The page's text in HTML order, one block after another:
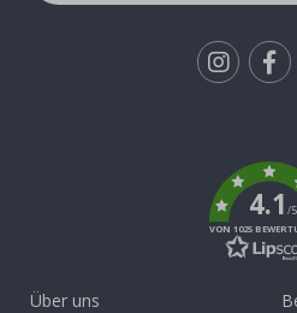
4.1/5
VON 1025
Über uns